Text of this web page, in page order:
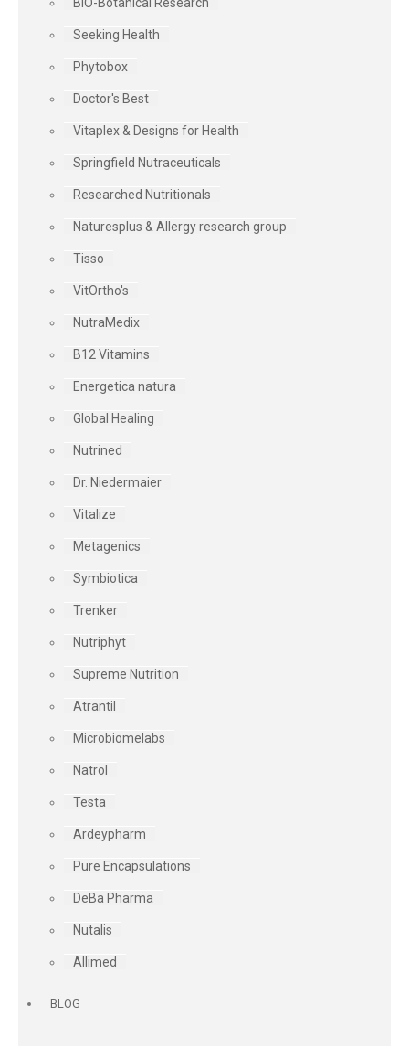
Seeking Health
Phytobox
Doctor's Best
Vitaplex & Designs for Health
Springfield Nutraceuticals
Researched Nutritionals
Naturesplus & Allergy research group
Tisso
VitOrtho's
NutraMedix
B12 Vitamins
Energetica natura
Global Healing
Nutrined
Dr. Niedermaier
Vitalize
Metagenics
Symbiotica
Trenker
Nutriphyt
Supreme Nutrition
Atrantil
Microbiomelabs
Natrol
Testa
Ardeypharm
Pure Encapsulations
DeBa Pharma
Nutalis
Allimed
BLOG